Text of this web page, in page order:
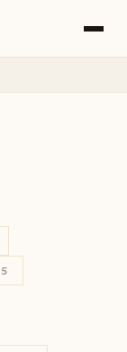
5